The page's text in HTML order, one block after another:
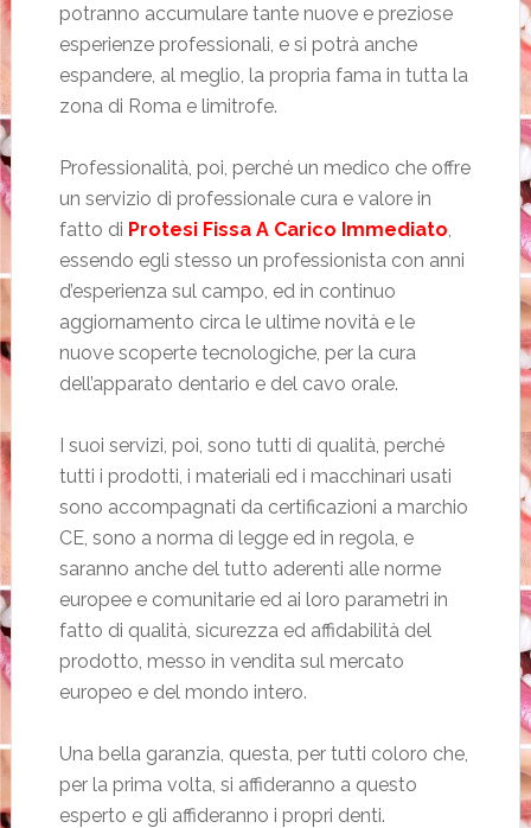
potranno accumulare tante nuove e preziose
esperienze professionali, e si potrà anche
espandere, al meglio, la propria fama in tutta la
zona di Roma e limitrofe.
Professionalità, poi, perché un medico che offre
un servizio di professionale cura e valore in
fatto di Protesi Fissa A Carico Immediato
essendo egli stesso un professionista con anni
d’esperienza sul campo, ed in continuo
aggiornamento circa le ultime novità e le
nuove scoperte tecnologiche, per la cura
dell’apparato dentario e del cavo orale.
I suoi servizi, poi, sono tutti di qualità, perché
tutti i prodotti, i materiali ed i macchinari usati
sono accompagnati da certificazioni a marchio
CE, sono a norma di legge ed in regola, e
saranno anche del tutto aderenti alle norme
europee e comunitarie ed ai loro parametri in
fatto di qualità, sicurezza ed affidabilità del
prodotto, messo in vendita sul mercato
europeo e del mondo intero.
Una bella garanzia, questa, per tutti coloro che,
per la prima volta, si affideranno a questo
esperto e gli affideranno i propri denti.